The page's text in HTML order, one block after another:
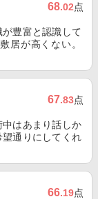
68.02点
豊富と認識して
居が高くない。
67.83点
はあまり話しか
通りにしてくれ
66.19点